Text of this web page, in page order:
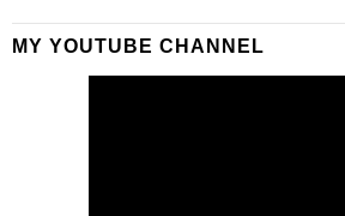
MY YOUTUBE CHANNEL